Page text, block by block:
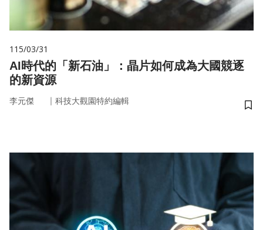
115/03/31
AI時代的「新石油」：晶片如何成為大國競逐
的新資源
李元傑 ｜ 科技大觀園特約編輯
儲